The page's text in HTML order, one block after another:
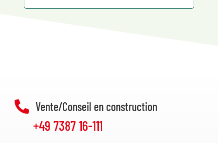
Vente/Conseil en construction
+49 7387 16-111